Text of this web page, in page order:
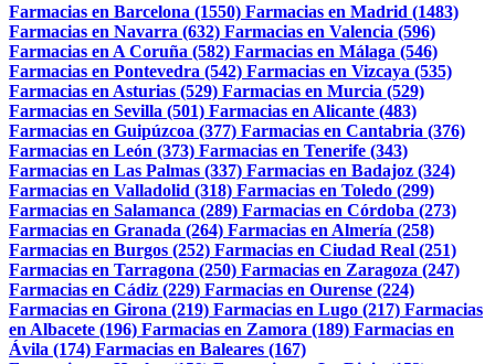
Farmacias en Barcelona (1550) Farmacias en Madrid (1483)
Farmacias en Navarra (632) Farmacias en Valencia (596)
Farmacias en A Coruña (582) Farmacias en Málaga (546)
Farmacias en Pontevedra (542) Farmacias en Vizcaya (535)
Farmacias en Asturias (529) Farmacias en Murcia (529)
Farmacias en Sevilla (501) Farmacias en Alicante (483)
Farmacias en Guipúzcoa (377) Farmacias en Cantabria (376)
Farmacias en León (373) Farmacias en Tenerife (343)
Farmacias en Las Palmas (337) Farmacias en Badajoz (324)
Farmacias en Valladolid (318) Farmacias en Toledo (299)
Farmacias en Salamanca (289) Farmacias en Córdoba (273)
Farmacias en Granada (264) Farmacias en Almería (258)
Farmacias en Burgos (252) Farmacias en Ciudad Real (251)
Farmacias en Tarragona (250) Farmacias en Zaragoza (247)
Farmacias en Cádiz (229) Farmacias en Ourense (224)
Farmacias en Girona (219) Farmacias en Lugo (217) Farmacias
en Albacete (196) Farmacias en Zamora (189) Farmacias en
Ávila (174) Farmacias en Baleares (167)